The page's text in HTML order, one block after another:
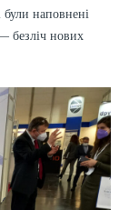
були наповнені
безліч нових